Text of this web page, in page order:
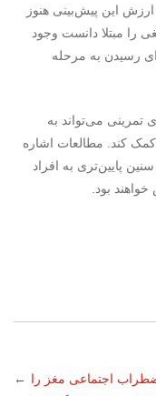
این پیش‌بینی هنوز
را مبتلا دانست وجود
رسیدن به مرحله
می‌تواند به
کند. مطالعات اشاره
پایین‌تری به افراد
بود.
← اجتماعی مغز را